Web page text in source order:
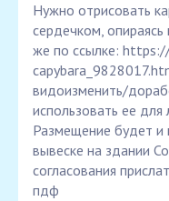
Нужно отрисовать
сердечком,
же по ссылке:
видоизменить/
использовать ее для
Размещение будет и
вывеске на здании
согласования
пдф